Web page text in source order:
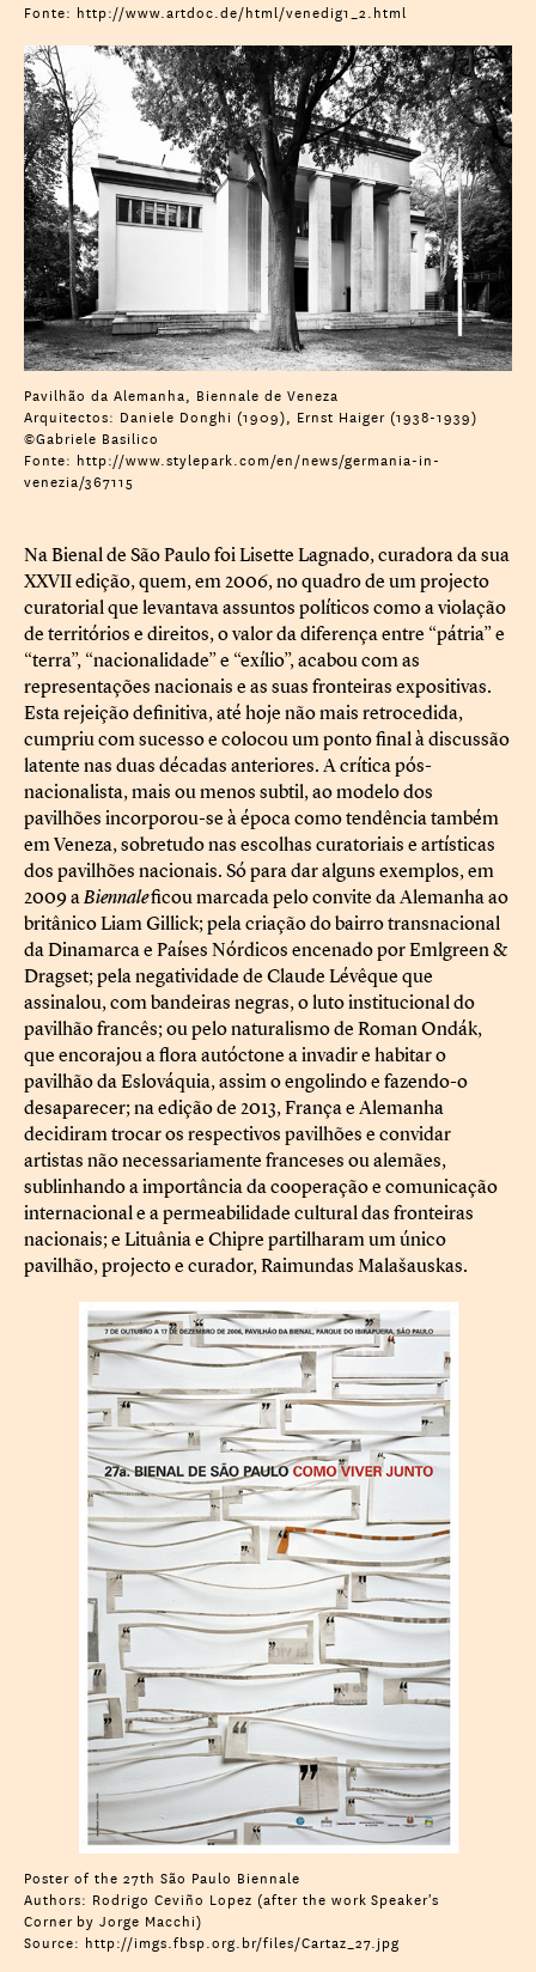
Fonte: http://www.artdoc.de/html/venedig1_2.html
Pavilhão da Alemanha, Biennale de Veneza
Arquitectos: Daniele Donghi (1909), Ernst Haiger (1938-1939)
©Gabriele Basilico
Fonte: http://www.stylepark.com/en/news/germania-in-
venezia/367115
Na Bienal de São Paulo foi Lisette Lagnado, curadora da sua
XXVII edição, quem, em 2006, no quadro de um projecto
curatorial que levantava assuntos políticos como a violação
de territórios e direitos, o valor da diferença entre “pátria” e
“terra”, “nacionalidade” e “exílio”, acabou com as
representações nacionais e as suas fronteiras expositivas.
Esta rejeição definitiva, até hoje não mais retrocedida,
cumpriu com sucesso e colocou um ponto final à discussão
latente nas duas décadas anteriores. A crítica pós-
nacionalista, mais ou menos subtil, ao modelo dos
pavilhões incorporou-se à época como tendência também
em Veneza, sobretudo nas escolhas curatoriais e artísticas
dos pavilhões nacionais. Só para dar alguns exemplos, em
2009 aBiennaleficou marcada pelo convite da Alemanha ao
britânico Liam Gillick; pela criação do bairro transnacional
da Dinamarca e Países Nórdicos encenado por Emlgreen &
Dragset; pela negatividade de Claude Lévêque que
assinalou, com bandeiras negras, o luto institucional do
pavilhão francês; ou pelo naturalismo de Roman Ondák,
que encorajou a flora autóctone a invadir e habitar o
pavilhão da Eslováquia, assim o engolindo e fazendo-o
desaparecer; na edição de 2013, França e Alemanha
decidiram trocar os respectivos pavilhões e convidar
artistas não necessariamente franceses ou alemães,
sublinhando a importância da cooperação e comunicação
internacional e a permeabilidade cultural das fronteiras
nacionais; e Lituânia e Chipre partilharam um único
pavilhão, projecto e curador, Raimundas Malašauskas.
Poster of the 27th São Paulo Biennale
Authors: Rodrigo Ceviño Lopez (after the work Speaker's
Corner by Jorge Macchi)
Source: http://imgs.fbsp.org.br/files/Cartaz_27.jpg